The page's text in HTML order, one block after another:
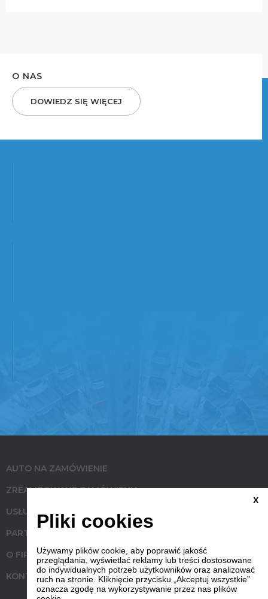
O NAS
DOWIEDZ SIĘ WIĘCEJ
AUTO NA ZAMÓWIENIE
ZREALIZOWANE ZAMÓWIENIA
USŁUGI
PARTNERZY
O FIRMIE
KONTAKT
X
Pliki cookies
Używamy plików cookie, aby poprawić jakość
przeglądania, wyświetlać reklamy lub treści dostosowane
do indywidualnych potrzeb użytkowników oraz analizować
ruch na stronie. Kliknięcie przycisku „Akceptuj wszystkie”
oznacza zgodę na wykorzystywanie przez nas plików